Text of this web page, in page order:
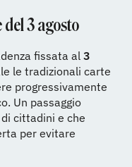
3 agosto
fissata al 3
le tradizionali carte
progressivamente
Un passaggio
cittadini e che
per evitare